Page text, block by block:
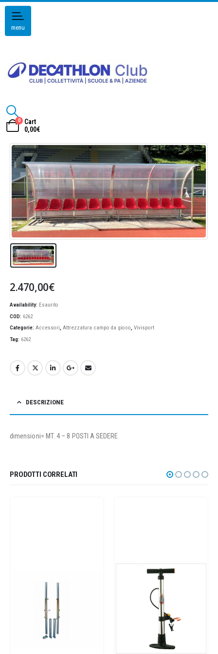
menu
0
Cart
0,00€
2.470,00€
Availability: Esaurito
COD: 6262
Categorie: Accessori, Attrezzatura campo da gioco, Vivisport
Tag: 6262
DESCRIZIONE
dimensioni= MT. 4 – 8 POSTI A SEDERE
PRODOTTI CORRELATI